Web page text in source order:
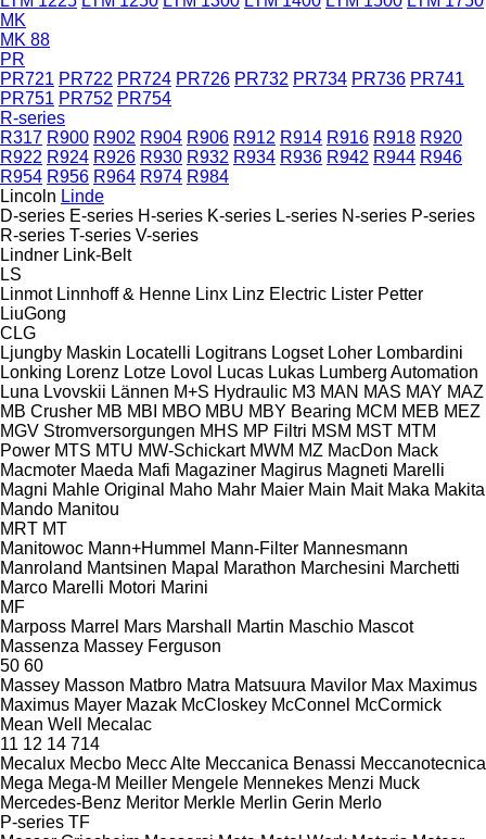
MK
MK 88
PR
PR721 PR722 PR724 PR726 PR732 PR734 PR736 PR741
PR751 PR752 PR754
R-series
R317 R900 R902 R904 R906 R912 R914 R916 R918 R920
R922 R924 R926 R930 R932 R934 R936 R942 R944 R946
R954 R956 R964 R974 R984
Lincoln Linde
D-series E-series H-series K-series L-series N-series P-series
R-series T-series V-series
Lindner Link-Belt
LS
Linmot Linnhoff & Henne Linx Linz Electric Lister Petter
LiuGong
CLG
Ljungby Maskin Locatelli Logitrans Logset Loher Lombardini
Lonking Lorenz Lotze Lovol Lucas Lukas Lumberg Automation
Luna Lvovskii Lännen M+S Hydraulic M3 MAN MAS MAY MAZ
MB Crusher MB MBI MBO MBU MBY Bearing MCM MEB MEZ
MGV Stromversorgungen MHS MP Filtri MSM MST MTM
Power MTS MTU MW-Schickart MWM MZ MacDon Mack
Macmoter Maeda Mafi Magaziner Magirus Magneti Marelli
Magni Mahle Original Maho Mahr Maier Main Mait Maka Makita
Mando Manitou
MRT MT
Manitowoc Mann+Hummel Mann-Filter Mannesmann
Manroland Mantsinen Mapal Marathon Marchesini Marchetti
Marco Marelli Motori Marini
MF
Marposs Marrel Mars Marshall Martin Maschio Mascot
Massenza Massey Ferguson
50 60
Massey Masson Matbro Matra Matsuura Mavilor Max Maximus
Maximus Mayer Mazak McCloskey McConnel McCormick
Mean Well
Mecalac
11 12 14 714
Mecalux Mecbo Mecc Alte Meccanica Benassi Meccanotecnica
Mega Mega-M Meiller Mengele Mennekes Menzi Muck
Mercedes-Benz Meritor Merkle Merlin Gerin Merlo
P-series TF